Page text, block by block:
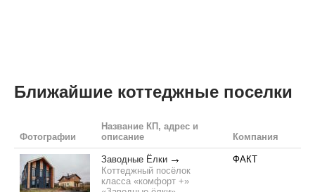
Ближайшие коттеджные поселки
Фотографии
Название КП, адрес и
описание
Компания
Заводные Ёлки
Коттеджный посёлок
класса «комфорт +»
ФАКТ